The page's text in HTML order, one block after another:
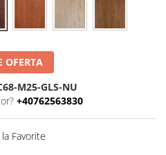
OFERTA
M25-GLS-NU
+40762563830
Favorite